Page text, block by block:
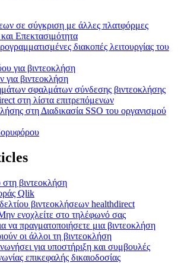
σε σύγκριση με άλλες πλατφόρμες
Επεκτασιμότητα
διακοπές λειτουργίας του
για βιντεοκλήση
βιντεοκλήση
σφαλμάτων σύνδεσης βιντεοκλήσης
στη λίστα επιτρεπόμενων
στη Διαδικασία SSO του οργανισμού
βιντεοκλήση
Qlik
βιντεοκλήσεων healthdirect
ενοχλείτε στο τηλέφωνό σας
να πραγματοποιήσετε μια βιντεοκλήση
οι άλλοι τη βιντεοκλήση
για υποστήριξη και συμβουλές
επικεφαλής δικαιοδοσίας